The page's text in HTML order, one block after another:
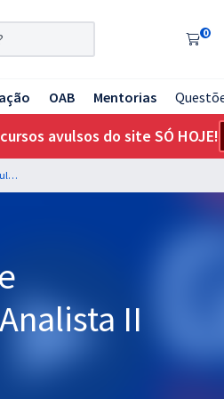
0
OAB Mentorias
avulsos do site SÓ HOJE!
CRA SP - Conselho Regional de Administração de São Paulo - Analista II - Comunicação
II